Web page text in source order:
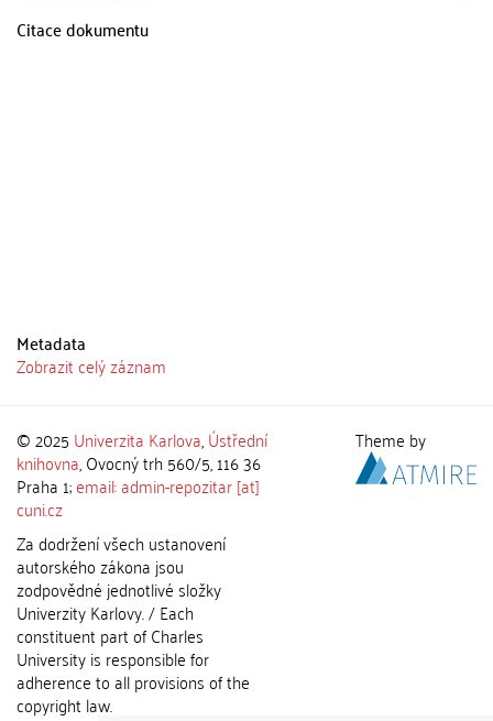
Citace dokumentu
Metadata
Zobrazit celý záznam
© 2025 Univerzita Karlova,Ústřední
knihovna, Ovocný trh 560/5, 116 36
Praha 1;email: admin-repozitar [at]
cuni.cz
Za dodržení všech ustanovení
autorského zákona jsou
zodpovědné jednotlivé složky
Univerzity Karlovy. / Each
constituent part of Charles
University is responsible for
adherence to all provisions of the
copyright law.
Theme by